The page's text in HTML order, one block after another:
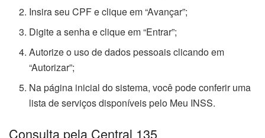
Insira seu CPF e clique em “Avançar”;
Digite a senha e clique em “Entrar”;
Autorize o uso de dados pessoais clicando em
“Autorizar”;
Na página inicial do sistema, você pode conferir uma
lista de serviços disponíveis pelo Meu INSS.
Consulta pela Central 135